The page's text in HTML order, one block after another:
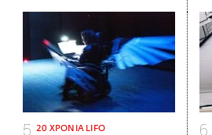
20 ΧΡΟΝΙΑ LIFO